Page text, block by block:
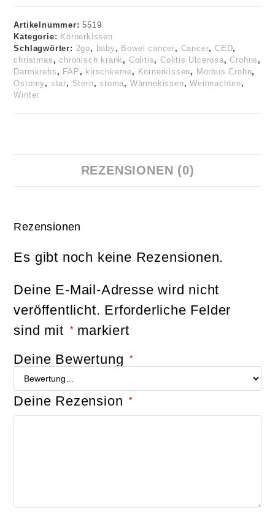
Artikelnummer:5519
Kategorie: Körnerkissen
Schlagwörter: 2go, baby , Bowel cancer, Cancer,CED,
christmas ,chronisch krank , Colitis,Colitis Ulcerosa,Crohns ,
Darmkrebs , FAP , kirschkerne, Körnerkissen, Morbus Crohn,
Ostomy , star, Stern,stoma, Wärmekissen,Weihnachten,
Winter
REZENSIONEN (0)
Rezensionen
Es gibt noch keine Rezensionen.
Deine E-Mail-Adresse wird nicht
veröffentlicht. Erforderliche Felder
sind mit
* markiert
Deine Bewertung
*
Deine Rezension *